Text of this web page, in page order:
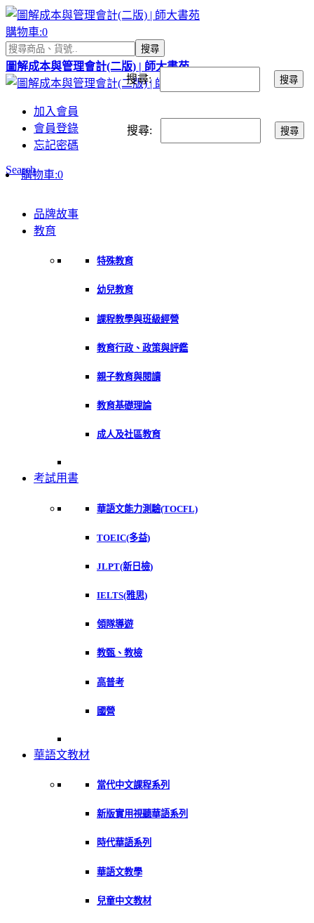
購物車:0
搜尋
圖解成本與管理會計(二版) | 師大書苑
加入會員
會員登錄
忘記密碼
搜尋: 搜尋
搜尋: 搜尋
Search購物車:0
品牌故事
教育
特殊教育
幼兒教育
課程教學與班級經營
教育行政、政策與評鑑
親子教育與閱讀
教育基礎理論
成人及社區教育
考試用書
華語文能力測驗(TOCFL)
TOEIC(多益)
JLPT(新日檢)
IELTS(雅思)
領隊導遊
教甄、教檢
高普考
國營
華語文教材
當代中文課程系列
新版實用視聽華語系列
時代華語系列
華語文教學
兒童中文教材